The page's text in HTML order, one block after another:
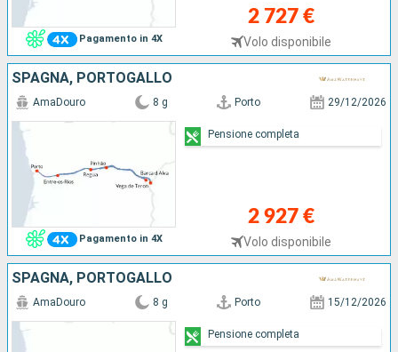
Pagamento in 4X
2 727 €
Volo disponibile
SPAGNA, PORTOGALLO
Pagamento in 4X
AmaDouro 8 g Porto 29/12/2026
2 927 €
Volo disponibile
Pensione completa
SPAGNA, PORTOGALLO
AmaDouro 8 g Porto 15/12/2026
Pensione completa